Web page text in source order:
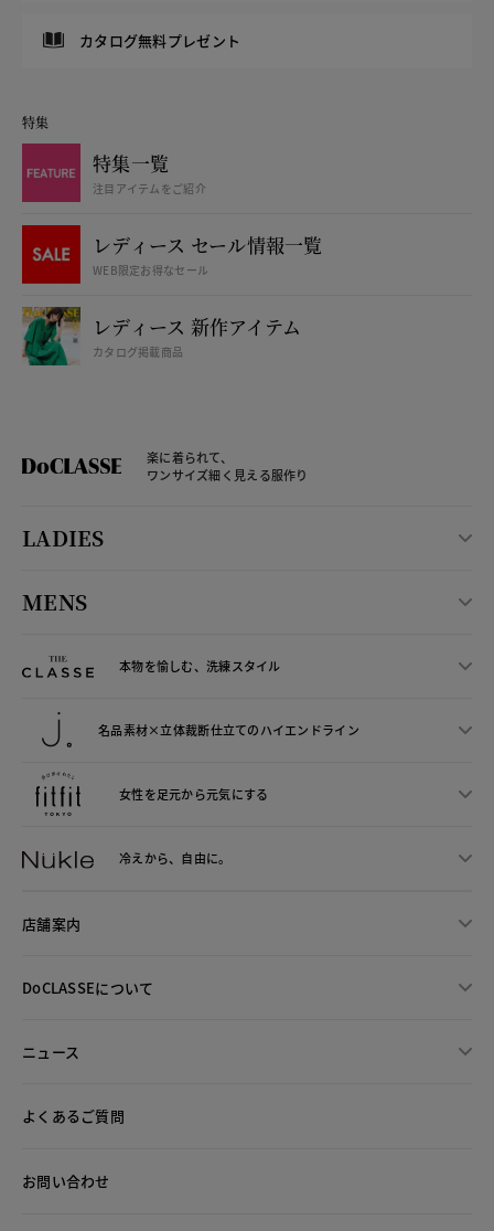
カタログ無料プレゼント
特集
特集一覧
注目アイテムをご紹介
レディース セール情報一覧
WEB限定お得なセール
レディース 新作アイテム
カタログ掲載商品
楽に着られて、
ワンサイズ細く見える服作り
LADIES
MENS
本物を愉しむ、洗練スタイル
名品素材×立体裁断仕立てのハイエンドライン
女性を足元から元気にする
冷えから、 自由に。
店舗案内
DoCLASSEについて
ニュース
よくあるご質問
お問い合わせ